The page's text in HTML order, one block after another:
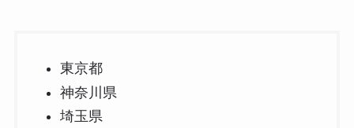
東京都
神奈川県
埼玉県